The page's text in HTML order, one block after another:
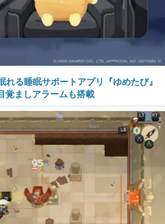
る睡眠サポートアプリ『ゆめたび』
覚ましアラームも搭載